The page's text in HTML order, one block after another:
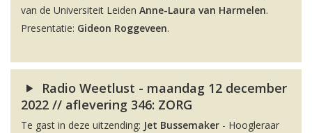
van de Universiteit Leiden Anne-Laura van Harmelen.
Presentatie: Gideon Roggeveen.
Radio Weetlust - maandag 12 december
2022 // aflevering 346: ZORG
Te gast in deze uitzending: Jet Bussemaker - Hoogleraar